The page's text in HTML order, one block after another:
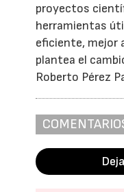
proyectos
herramientas
eficiente, mejor
plantea el
Roberto Pérez